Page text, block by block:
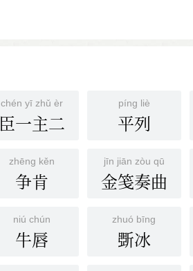
chén yī zhǔ èr
臣一主二
píng liè
平列
zhēng kěn
争肯
jīn jiān zòu qū
金笺奏曲
niú chún
牛唇
zhuó bīng
斲冰